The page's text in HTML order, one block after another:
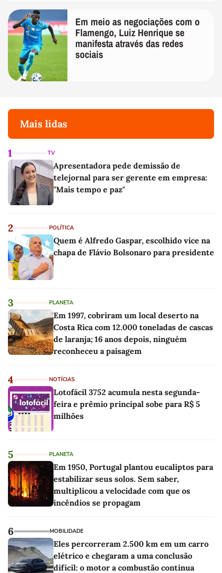
Em meio as negociações com o
Flamengo, Luiz Henrique se
manifesta através das redes
sociais
Mais lidas
1 TV
Apresentadora pede demissão de
telejornal para ser gerente em empresa:
"Mais tempo e paz"
2 POLÍTICA
Quem é Alfredo Gaspar, escolhido vice na
chapa de Flávio Bolsonaro para presidente
3 PLANETA
Em 1997, cobriram um local deserto na
Costa Rica com 12.000 toneladas de cascas
de laranja; 16 anos depois, ninguém
reconheceu a paisagem
4 NOTÍCIAS
Lotofácil 3752 acumula nesta segunda-
feira e prêmio principal sobe para R$ 5
milhões
5 PLANETA
Em 1950, Portugal plantou eucaliptos para
estabilizar seus solos. Sem saber,
multiplicou a velocidade com que os
incêndios se propagam
6 MOBILIDADE
Eles percorreram 2.500 km em um carro
elétrico e chegaram a uma conclusão
difícil: o motor a combustão continua